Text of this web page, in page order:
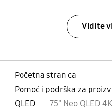
Vidite
Početna stranica
Pomoć i podrška za
QLED
75" Neo QLED